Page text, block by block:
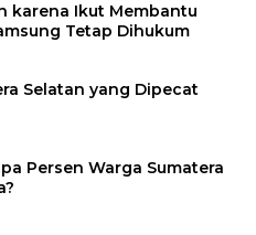
karena Ikut Membantu
Tetap Dihukum
Selatan yang Dipecat
Persen Warga Sumatera